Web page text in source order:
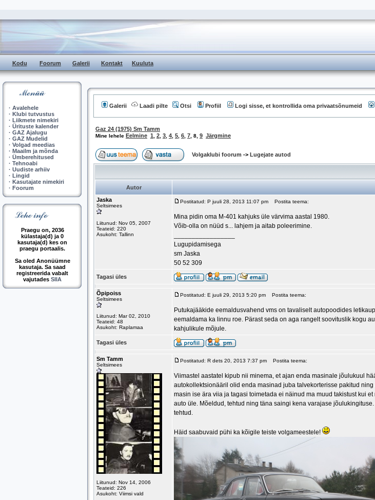
Kodu Foorum Galerii Kontakt Kuuluta
· Avalehele
· Klubi tutvustus
· Liikmete nimekiri
· Ürituste kalender
· GAZ Ajalugu
· GAZ Mudelid
· Volgad meedias
· Maailm ja mõnda
· Ümberehitused
· Tehnoabi
· Uudiste arhiiv
· Lingid
· Kasutajate nimekiri
· Foorum
Praegu on, 2036
külastaja(d) ja 0
kasutaja(d) kes on
praegu portaalis.
Sa oled Anonüümne
kasutaja. Sa saad
registreerida vabalt
vajutades SIIA
Galerii Laadi pilte Otsi Profiil Logi sisse, et kontrollida oma privaatsõnumeid
Gaz 24 (1975) Sm Tamm
Mine lehele Eelmine 1 2 3 4 5 6 7 8 9 Järgmine
Volgaklubi foorum -> Lugejate autod
Autor
Jaska
Seltsimees
Liitunud: Nov 05, 2007
Teateid: 220
Asukoht: Tallinn
Postitatud: P juuli 28, 2013 11:07 pm Postita teema:
Mina pidin oma M-401 kahjuks üle värvima aastal 1980.
Võib-olla on nüüd s... lahjem ja aitab poleerimine.
Lugupidamisega
sm Jaska
50 52 309
Tagasi üles
Õpipoiss
Seltsimees
Liitunud: Mar 02, 2010
Teateid: 48
Asukoht: Raplamaa
Postitatud: E juuli 29, 2013 5:20 pm Postita teema:
Putukajääkide eemaldusvahend vms on tavaliselt autopoodides
eemaldama ka linnu roe. Pärast seda on aga rangelt soovituslik kogu
kahjulikule mõjule.
Tagasi üles
Sm Tamm
Seltsimees
Liitunud: Nov 14, 2006
Teateid: 226
Asukoht: Viimsi vald
Postitatud: R dets 20, 2013 7:37 pm Postita teema:
Viimastel aastatel kipub nii minema, et ajan enda masinale jõulukuul
autokollektsionääril olid enda masinad juba talvekorterisse pakitud
masin ise ära viia ja tagasi toimetada ei näinud ma muud takistust kui
auto üle. Mõeldud, tehtud ning täna saingi kena varajase
tehtud.
Häid saabuvaid pühi ka kõigile teiste volgameestele!